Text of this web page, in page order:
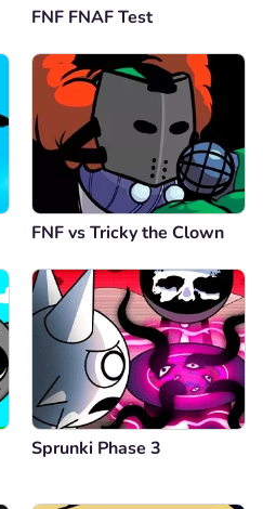
FNF FNAF Test
FNF vs Tricky the Clown
Sprunki Phase 3